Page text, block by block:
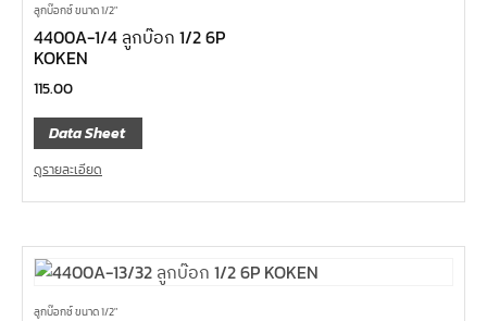
ลูกบ๊อกซ์ ขนาด 1/2"
4400A-1/4 ลูกบ๊อก 1/2 6P
KOKEN
115.00
Data Sheet
ดูรายละเอียด
ลูกบ๊อกซ์ ขนาด 1/2"